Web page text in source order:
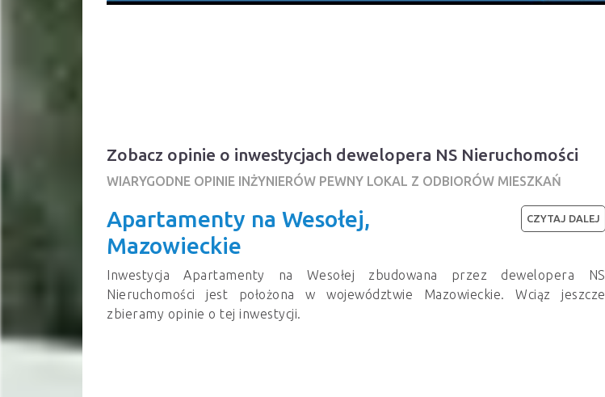
Zobacz opinie o inwestycjach dewelopera NS Nieruchomości
WIARYGODNE OPINIE INŻYNIERÓW PEWNY LOKAL Z ODBIORÓW MIESZKAŃ
Apartamenty na Wesołej,
Mazowieckie
Inwestycja Apartamenty na Wesołej zbudowana przez dewelopera NS
Nieruchomości jest położona w województwie Mazowieckie. Wciąz jeszcze
zbieramy opinie o tej inwestycji.
CZYTAJ DALEJ